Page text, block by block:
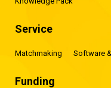
Service
Matchmaking Software
Funding